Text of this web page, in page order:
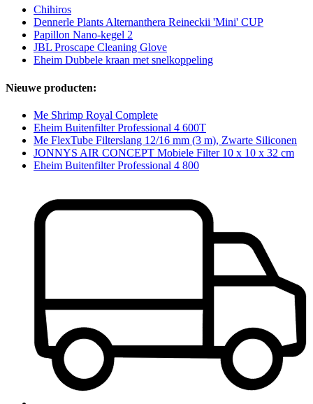
Chihiros
Dennerle Plants Alternanthera Reineckii 'Mini' CUP
Papillon Nano-kegel 2
JBL Proscape Cleaning Glove
Eheim Dubbele kraan met snelkoppeling
Nieuwe producten:
Me Shrimp Royal Complete
Eheim Buitenfilter Professional 4 600T
Me FlexTube Filterslang 12/16 mm (3 m), Zwarte Siliconen
JONNYS AIR CONCEPT Mobiele Filter 10 x 10 x 32 cm
Eheim Buitenfilter Professional 4 800